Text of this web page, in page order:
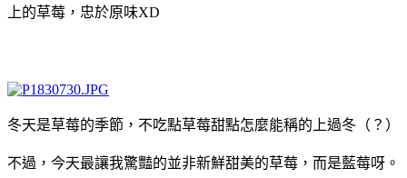
上的草莓，忠於原味XD
冬天是草莓的季節，不吃點草莓甜點怎麼能稱的上過冬（？）
不過，今天最讓我驚豔的並非新鮮甜美的草莓，而是藍莓呀。